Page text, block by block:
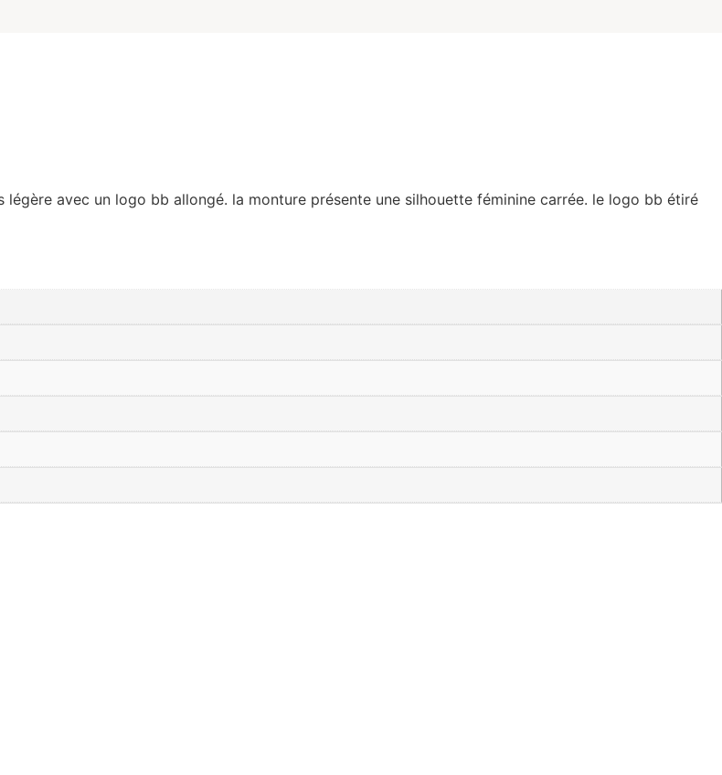
avec un logo bb allongé. la monture présente une silhouette féminine carrée. le logo bb étiré